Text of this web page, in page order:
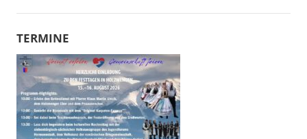
der
Beiträge
TERMINE